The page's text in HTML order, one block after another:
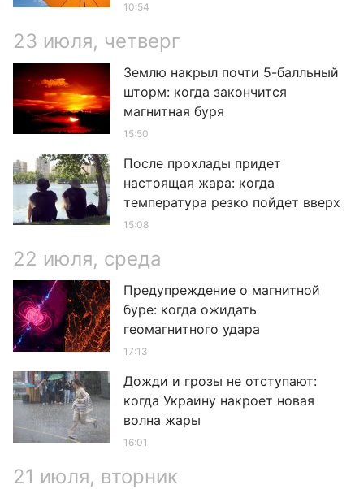
10:54
23 июля, четверг
Землю накрыл почти 5-балльный
шторм: когда закончится
магнитная буря
15:50
После прохлады придет
настоящая жара: когда
температура резко пойдет вверх
15:08
22 июля, среда
Предупреждение о магнитной
буре: когда ожидать
геомагнитного удара
17:13
Дожди и грозы не отступают:
когда Украину накроет новая
волна жары
16:01
21 июля, вторник